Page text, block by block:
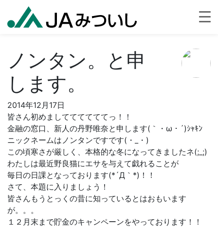
ノンタン。と申
します。
2014年12月17日
皆さん初めましててててててっ！！
金融の窓口、新人の丹野唯奈と申します(｀・ω・´)ｼｬｷﾝ
ニックネームはノンタンですです(・_・)
この頃寒さが厳しく、本格的な冬になってきましたネ(;_;)
わたしは最近野良猫にエサを与えて戯れることが
毎日の日課となっております(*´Д｀*)！！
さて、本題に入りましょう！
皆さんもうとっくの昔に知っているとはおもいます
が。。。
１２月末まで貯金のキャンペーンをやっております！！